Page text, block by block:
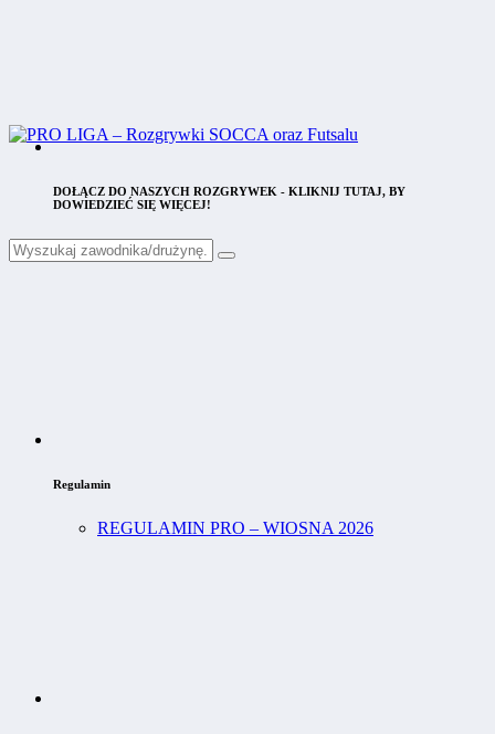
DOŁĄCZ DO NASZYCH ROZGRYWEK - KLIKNIJ TUTAJ, BY
DOWIEDZIEĆ SIĘ WIĘCEJ!
Regulamin
REGULAMIN PRO – WIOSNA 2026